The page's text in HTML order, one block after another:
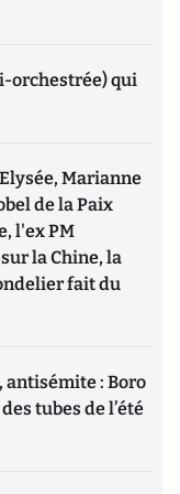
orchestrée) qui
Marianne
de la Paix
l'ex PM
la Chine, la
fait du
: Boro
tubes de l’été